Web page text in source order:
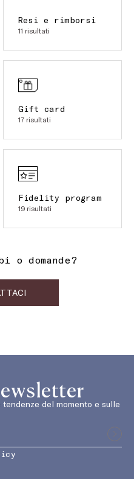
subire leggeri
impegno per spedire il
Resi e rimborsi
11 risultati
Gift card
17 risultati
Fidelity program
19 risultati
o domande?
del momento e sulle